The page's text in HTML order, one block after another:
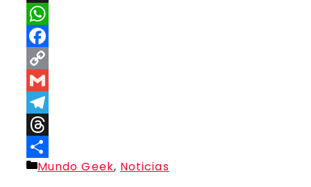
X
WhatsApp
Facebook
Copy
Link
Gmail
Telegram
Threads
Compartir
Categorías
Mundo Geek, Noticias